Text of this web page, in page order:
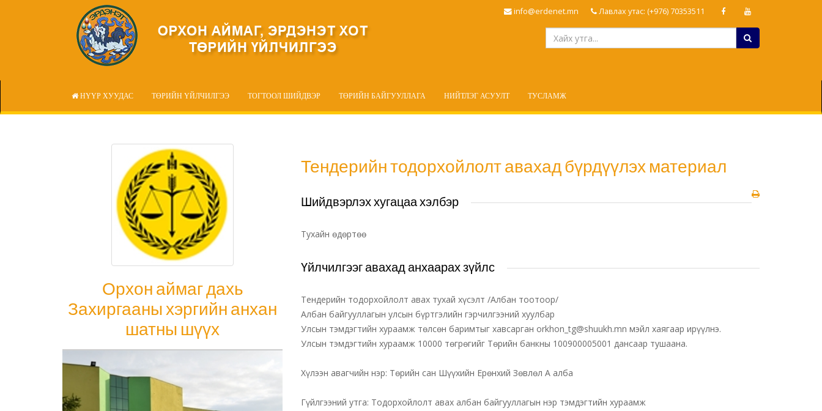
info@erdenet.mn Лавлах утас: (+976) 70353511
НҮҮР ХУУДАС ТӨРИЙН ҮЙЛЧИЛГЭЭ ТОГТООЛ ШИЙДВЭР ТӨРИЙН БАЙГУУЛЛАГА НИЙТЛЭГ АСУУЛТ ТУСЛАМЖ
Орхон аймаг дахь
Захиргааны хэргийн анхан
шатны шүүх
анхан шатны шүүх
Тендерийн тодорхойлолт авахад бүрдүүлэх материал
Шийдвэрлэх хугацаа хэлбэр
Тухайн өдөртөө
Үйлчилгээг авахад анхаарах зүйлс
Тендерийн тодорхойлолт авах тухай хүсэлт /Албан тоотоор/
Албан байгууллагын улсын бүртгэлийн гэрчилгээний хуулбар
Улсын тэмдэгтийн хураамж төлсөн баримтыг хавсарган orkhon_tg@shuukh.mn мэйл хаягаар ирүүлнэ.
Улсын тэмдэгтийн хураамж 10000 төгрөгийг Төрийн банкны 100900005001 дансаар тушаана.
Хүлээн авагчийн нэр: Төрийн сан Шүүхийн Ерөнхий Зөвлөл А алба
Гүйлгээний утга: Тодорхойлолт авах албан байгууллагын нэр тэмдэгтийн хураамж